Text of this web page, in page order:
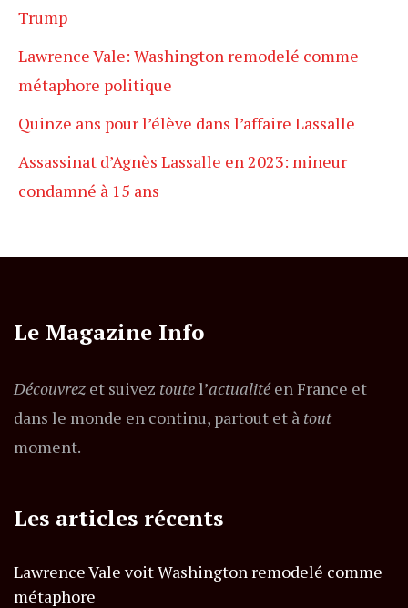
Trump
Lawrence Vale: Washington remodelé comme
métaphore politique
Quinze ans pour l’élève dans l’affaire Lassalle
Assassinat d’Agnès Lassalle en 2023: mineur
condamné à 15 ans
Le Magazine Info
Découvrez et suivez toutel’actualitéen France et
dans le monde en continu, partout et à tout
moment.
Les articles récents
Lawrence Vale voit Washington remodelé comme
métaphore